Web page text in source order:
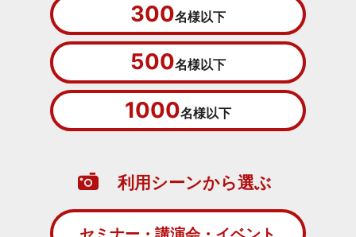
300名様以下
500名様以下
1000名様以下
利用シーンから選ぶ